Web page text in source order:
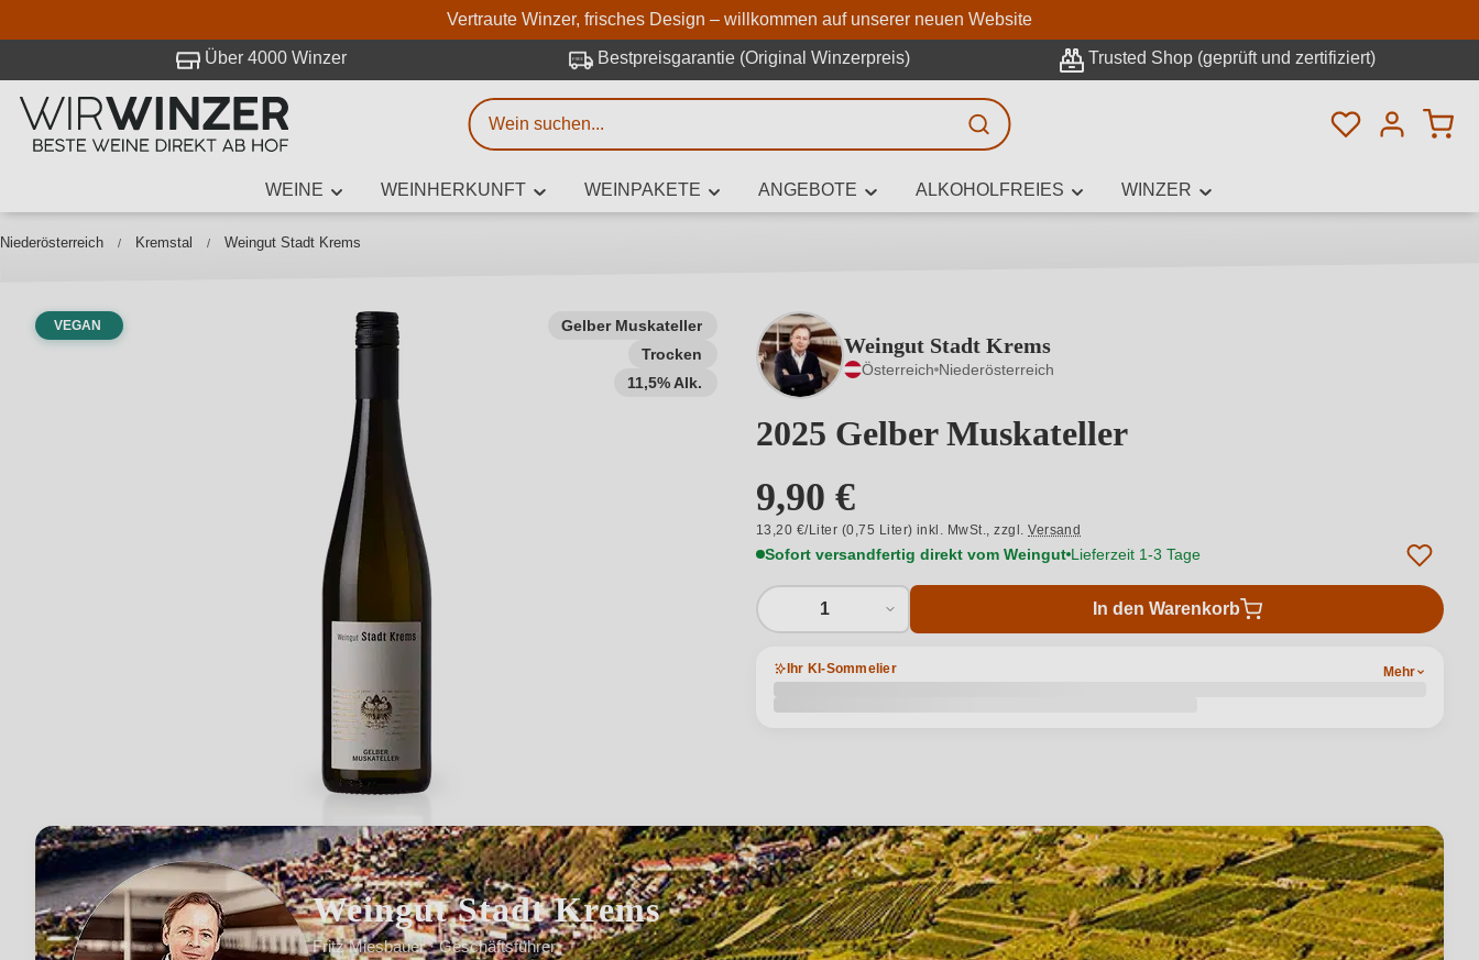
Zum Hauptinhalt springen
Zur Suche springen
Zur Hauptnavigation springen
Vertraute Winzer, frisches Design – willkommen auf unserer neuen Website
Über 4000 Winzer Bestpreisgarantie (Original Winzerpreis) Trusted Shop (geprüft und zertifiziert)
Du hast 0
WEINE WEINHERKUNFT WEINPAKETE ANGEBOTE ALKOHOLFREIES WINZER
Niederösterreich Kremstal Weingut Stadt Krems
Gelber Muskateller
Trocken
11,5% Alk.
VEGAN
Weingut Stadt Krems
Österreich Niederösterreich
2025 Gelber Muskateller
9,90 €
13,20 €/Liter (0,75 Liter) inkl. MwSt.,zzgl.Versand
Sofort versandfertig direkt vom Weingut Lieferzeit 1-3 Tage
1 In den Warenkorb
Ihr KI-Sommelier Mehr
Weingut Stadt Krems
Fritz Miesbauer · Geschäftsführer
Weinsuche
Mindestens 3 Zeichen eingeben
Erweiterte Suche
Beschreiben Sie, welchen Wein Sie suchen – ob nach Geschmack, Anlass, Weinnamen,
Rebsorte, Region, Winzer oder anderen Kriterien.
bei WirWinzer.